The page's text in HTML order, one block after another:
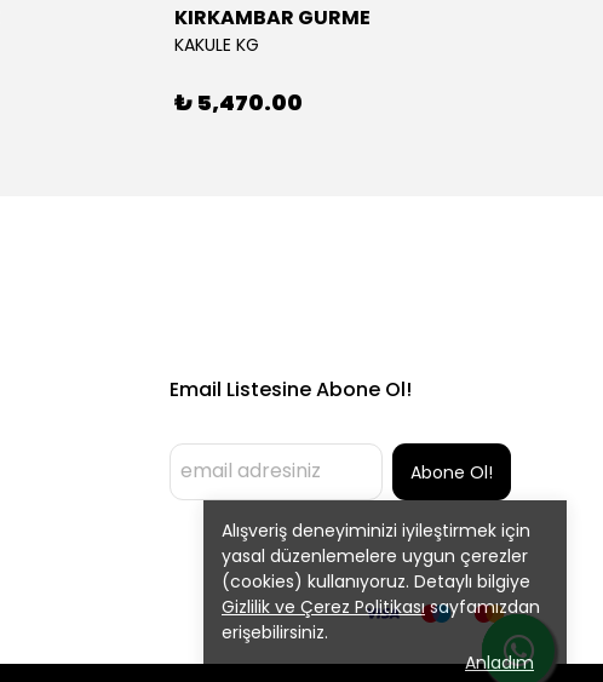
Alışveriş deneyiminizi iyileştirmek için
yasal düzenlemelere uygun çerezler
(cookies) kullanıyoruz. Detaylı bilgiye
Gizlilik ve Çerez Politikasısayfamızdan
erişebilirsiniz.
Anladım
KIRKAMBAR GURME
KAKULE KG
₺ 5,470.00
Email Listesine Abone Ol!
Abone Ol!